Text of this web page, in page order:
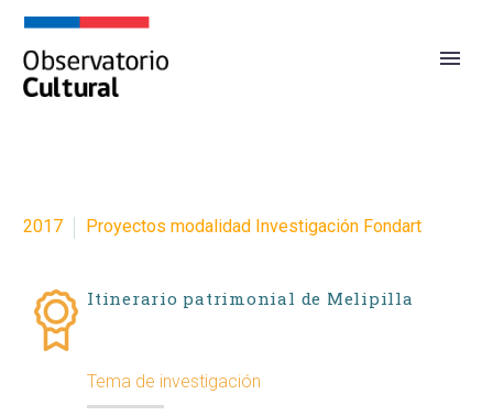
2017 Proyectos modalidad Investigación Fondart
Itinerario patrimonial de Melipilla
Tema de investigación